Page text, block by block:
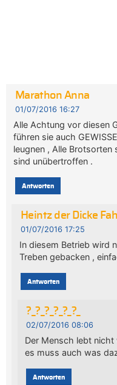
Marathon Anna
01/07/2016 16:27
Alle Achtung vor diesen
führen sie auch
leugnen , Alle Brotsorten
sind unübertroffen .
Antworten
Heintz der Dicke
01/07/2016 17:25
In diesem Betrieb wird
Treben gebacken ,
Antworten
?_?_?_?_?_?_
02/07/2016 08:06
Der Mensch lebt nicht
es muss auch was
Antworten